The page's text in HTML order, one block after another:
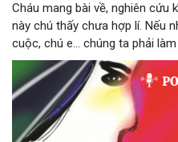
Cháu mang bài về, nghiên cứu
này chú thấy chưa hợp lí. Nếu
cuộc, chú e… chúng ta phải
thì tiếp tục nhé! Chú Minh cầm
ngại ngùng đỡ lấy. Đây là lần
bị Tổng biên tập kêu lên để trả